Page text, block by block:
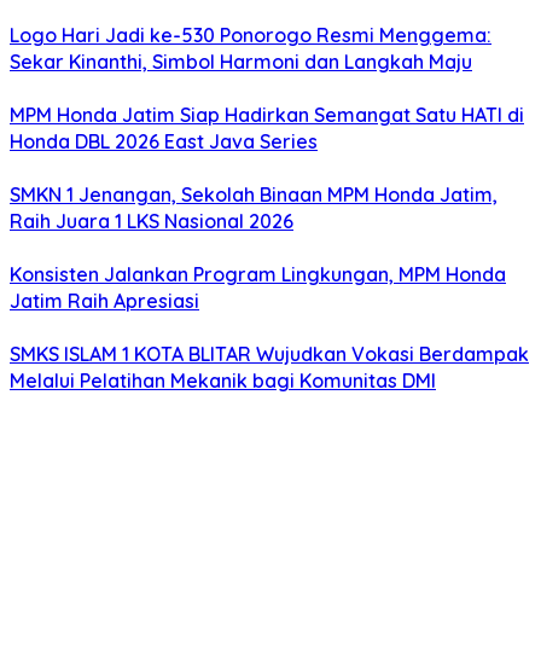
Logo Hari Jadi ke-530 Ponorogo Resmi Menggema:
Sekar Kinanthi, Simbol Harmoni dan Langkah Maju
MPM Honda Jatim Siap Hadirkan Semangat Satu HATI di
Honda DBL 2026 East Java Series
SMKN 1 Jenangan, Sekolah Binaan MPM Honda Jatim,
Raih Juara 1 LKS Nasional 2026
Konsisten Jalankan Program Lingkungan, MPM Honda
Jatim Raih Apresiasi
SMKS ISLAM 1 KOTA BLITAR Wujudkan Vokasi Berdampak
Melalui Pelatihan Mekanik bagi Komunitas DMI